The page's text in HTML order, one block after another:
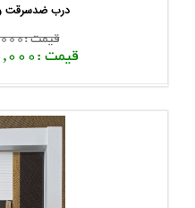
درب ضدسرقت
قیمت :16,000,000 تومان
قیمت :15,750,000 تومان